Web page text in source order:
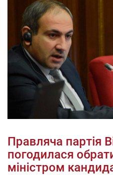
Правляча партія
погодилася
міністром